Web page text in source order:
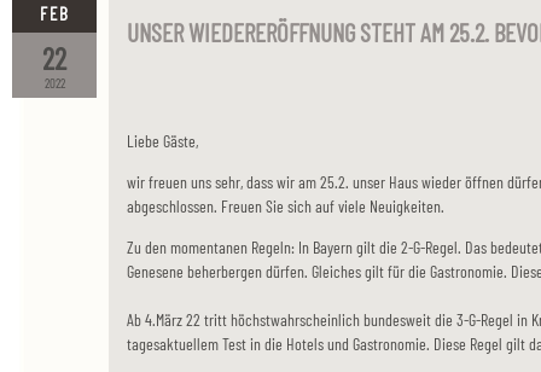
2022
22
FEB
UNSER WIEDERERÖFFNUNG STEHT AM 25.2.
Liebe Gäste,
wir freuen uns sehr, dass wir am 25.2. unser Haus wieder öffnen
abgeschlossen. Freuen Sie sich auf viele Neuigkeiten.
Zu den momentanen Regeln: In Bayern gilt die 2-G-Regel. Das
Genesene beherbergen dürfen. Gleiches gilt für die Gastronomie.
Ab 4.März 22 tritt höchstwahrscheinlich bundesweit die 3-G-Regel in
tagesaktuellem Test in die Hotels und Gastronomie. Diese Regel gilt